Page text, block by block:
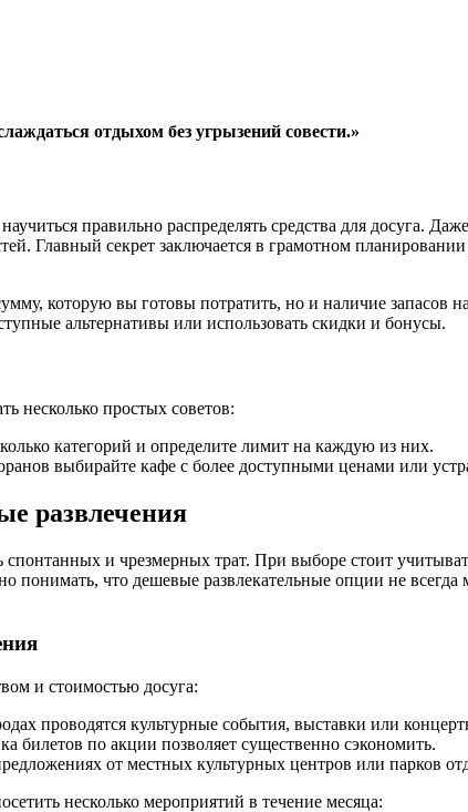
отдыхом без угрызений совести.»
правильно распределять средства для досуга.
Главный секрет заключается в грамотном
которую вы готовы потратить, но и наличие запасов
альтернативы или использовать скидки и бонусы.
несколько простых советов:
категорий и определите лимит на каждую из них.
выбирайте кафе с более доступными ценами или
развлечения
и чрезмерных трат. При выборе стоит
понимать, что дешевые развлекательные опции не
и стоимостью досуга:
проводятся культурные события, выставки или
билетов по акции позволяет существенно сэкономить.
от местных культурных центров или парков
несколько мероприятий в течение месяца: